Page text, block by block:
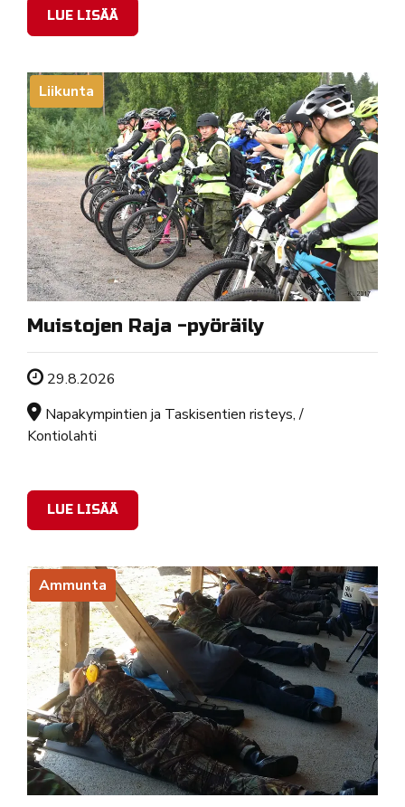
LUE LISÄÄ
Liikunta
Muistojen Raja -pyöräily
Tapahtuman ajankohta
29.8.2026
Sijainti
Napakympintien ja Taskisentien risteys, /
Kontiolahti
LUE LISÄÄ
Ammunta